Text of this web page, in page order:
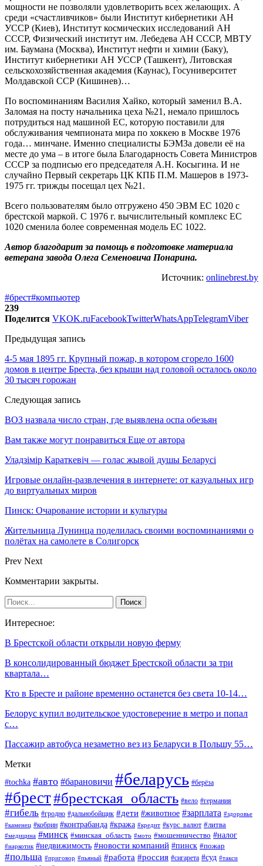
мощности не позволяли удовлетворить всех желающих. А
среди «счастливчиков» были Институт кибернетики АН
УССР (Киев), Институт космических исследований АН
СССР, Физический институт им. Лебедева АН СССР, МВТУ
им. Баумана (Москва), Институт нефти и химии (Баку),
Институт кибернетики АН УССР (Ташкент), Литовская
сельскохозяйственная академия (Каунас), Госуниверситет
Молдавской ССР (Кишинев)…
По воспоминаниям Василия Хайко, который заменил В.А.
Заломая на посту начальника цеха №21, немало пришлось
потрудиться над машиной ЕС, которую поставили для
обслуживания чемпионата мира по хоккею в Москве 1976
года… минчане. Именно специалисты БЭМЗа довели её на
месте до ума – в итоге была Благодарность Совета Министров
СССР за подписью его председателя А.Н. Косыгина. И не
случайно Первый секретарь ЦК КПБ П.М. Машеров в 1973-
1975 гг. трижды посещал цех №21.
Всего пользователям было отгружено 450 ЭВМ ЕС 1020 с
брестской маркой. С 1976 г. вычислительный комплекс ЕС
1020 сменила более современная модель ЕС 1022.
Автор благодарит за помощь в подготовке материала
ветерана завода Олега Семеновича Понарина.
Источник: onlinebrest.by
#брест#компьютер
239
Поделится VKOK.ruFacebookTwitterWhatsAppTelegramViber
Предыдущая запись
4-5 мая 1895 гг. Крупный пожар, в котором сгорело 1600
домов в центре Бреста, без крыши над головой осталось около
30 тысяч горожан
Следующая запись
ВОЗ назвала число стран, где выявлена оспа обезьян
Вам также могут понравиться Еще от автора
Уладзімір Караткевіч — голас жывой душы Беларусі
Игровые онлайн-развлечения в интернете: от казуальных игр
до виртуальных миров
Пинск: Очарование истории и культуры
Жительница Лунинца поделилась своими воспоминаниями о
полётах на самолете в Солигорск
Prev Next
Комментарии закрыты.
Интересное:
В Брестской области открыли новую ферму
В консолидированный бюджет Брестской области за три
квартала…
Кто в Бресте и районе временно останется без света 10-14…
Белорус купил водительское удостоверение в метро и попал
с…
Пассажир автобуса незаметно вез из Беларуси в Польшу 55…
Метки
#tochka #авто #барановичи #беларусь #берёза
#брест#брестская_область #вело #германия
#гибель #гродно #дальнобойщик #дети #животное #зарплата #здоровье
#каменец #кобрин #контрабанда #кража #кредит #курс_валют #литва
#медицина #минск #минская_область #мото #мошенничество #налог
#наркотик #недвижимость #новости компаний #пинск #пожар
#польша #приговор #пьяный #работа #россия #сигарета #суд #такси